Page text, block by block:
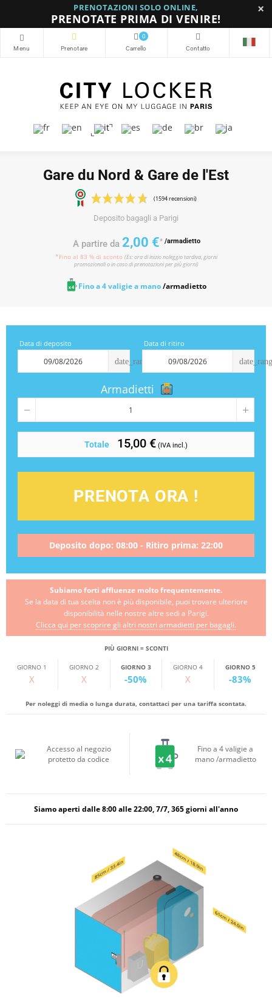
PRENOTAZIONI SOLO ONLINE,
PRENOTATE PRIMA DI VENIRE!
×
0
Gare du Nord & Gare de l'Est
Deposito bagagli a Parigi
A partire da 2,00 €* /armadietto
*Fino al 83 % di sconto (Es: ora di inizio noleggio tardiva, giorni
promozionali o in caso di prenotazioni per più giorni)
Fino a 4 valigie a mano/armadietto
Data di deposito
date_range
Data di ritiro
Armadietti
Totale 15,00 € (IVA incl.)
PRENOTA ORA !
Deposito dopo: 08:00 - Ritiro prima: 22:00
Subiamo forti affluenze molto frequentemente.
Se la data di tua scelta non è più disponibile, puoi trovare ulteriore
disponibilità nelle nostre altre sedi a Parigi.
Clicca qui per scoprire gli altri nostri armadietti per bagagli.
PIÙ GIORNI = SCONTI
GIORNO 1
X
GIORNO 2
X
GIORNO 3
-50%
GIORNO 4
X
GIORNO 5
-83%
Per noleggi di media o lunga durata, contattaci per una tariffa scontata.
Accesso al negozio
protetto da codice
Fino a 4 valigie a
mano /armadietto
Siamo aperti dalle 8:00 alle 22:00, 7/7, 365 giorni all'anno